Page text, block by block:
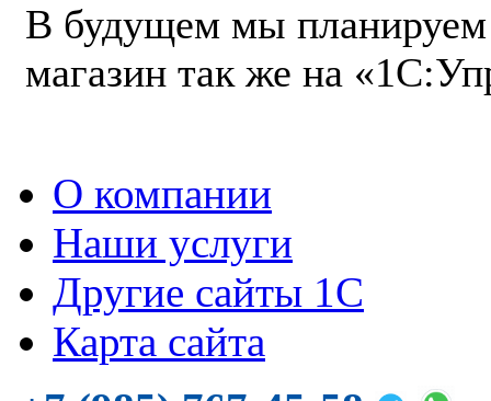
В будущем мы
магазин так же на
О компании
Наши услуги
Другие сайты 1С
Карта сайта